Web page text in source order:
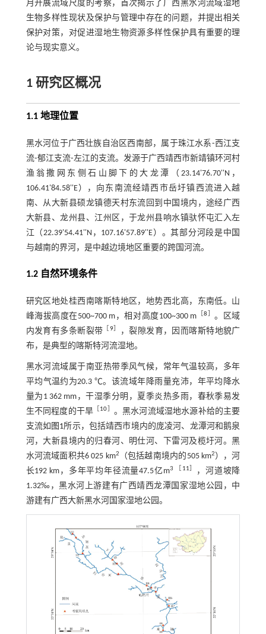
月开展流域尺度的考察，首次揭示了广西黑水河流域湿地
生物多样性现状及保护与管理中存在的问题，并提出相关
保护对策，对促进湿地生物资源多样性保护具有重要的理
论与现实意义。
1 研究区概况
1.1 地理位置
黑水河位于广西壮族自治区西南部，属于珠江水系⁃西江支
流⁃郁江支流⁃左江的支流。发源于广西靖西市新靖镇环河村
渔翁撒网东侧石山脚下的大龙潭（23.14'76.70''N，
106.41'84.58''E），向东南流经靖西市岳圩镇西流进入越
南、从大新县硕龙镇德天村东流回到中国境内，途经广西
大新县、龙州县、江州区，于龙州县响水镇驮怀屯汇入左
江（22.39'54.41''N，107.16'57.89''E）。其部分河段是中国
与越南的界河，是中越边境地区重要的跨国河流。
1.2 自然环境条件
研究区地处桂西南喀斯特地区，地势西北高，东南低。山
峰海拔高度在500~700 m，相对高度100~300 m ［8
。区域
内发育有多条断裂带
9］
，裂隙发育，因而喀斯特地貌广
布，是典型的喀斯特河流湿地。
黑水河流域属于南亚热带季风气候，常年气温较高，多年
平均气温约为20.3 ℃。该流域年降雨量充沛，年平均降水
量为1 362 mm，干湿季分明，夏季炎热多雨，春秋季易发
生不同程度的干旱
10
。黑水河流域湿地水源补给的主要
支流如 图1所示，包括靖西市境内的庞凌河、龙潭河和鹅泉
河，大新县境内的归春河、明仕河、下雷河及榄圩河。黑
水河流域面积共6 025 km2 （包括越南境内的505 km2 ），河
长192 km，多年平均年径流量47.5亿m3 ［ 11
，河道坡降
1.32‰，黑水河上游建有广西靖西龙潭国家湿地公园，中
游建有广西大新黑水河国家湿地公园。